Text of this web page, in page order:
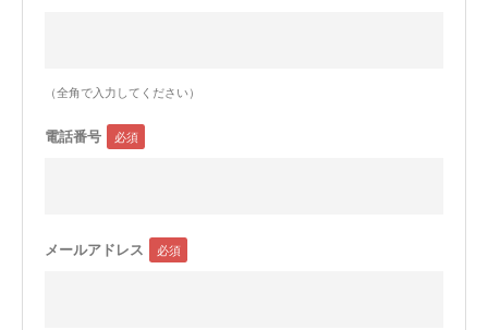
（全角で入力してください）
電話番号
メールアドレス